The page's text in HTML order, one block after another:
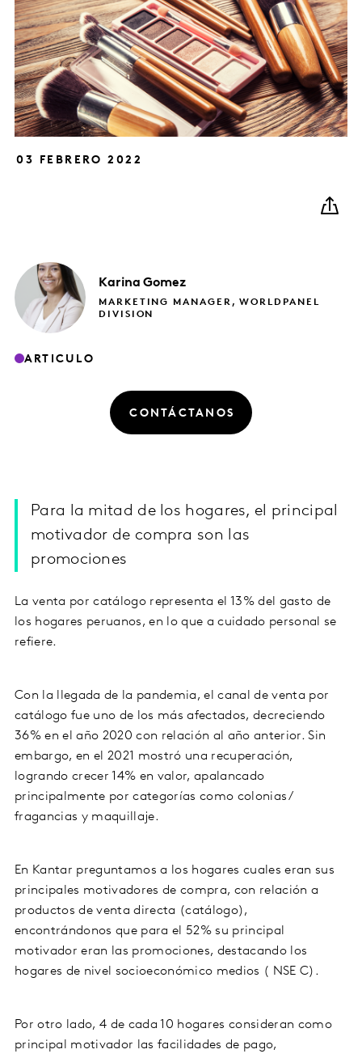
03 FEBRERO 2022
Karina Gomez
MARKETING MANAGER, WORLDPANEL
DIVISION
ARTICULO
CONTÁCTANOS
Para la mitad de los hogares, el principal
motivador de compra son las
promociones
La venta por catálogo representa el 13% del gasto de
los hogares peruanos, en lo que a cuidado personal se
refiere.
Con la llegada de la pandemia, el canal de venta por
catálogo fue uno de los más afectados, decreciendo
36% en el año 2020 con relación al año anterior. Sin
embargo, en el 2021 mostró una recuperación,
logrando crecer 14% en valor, apalancado
principalmente por categorías como colonias/
fragancias y maquillaje.
En Kantar preguntamos a los hogares cuales eran sus
principales motivadores de compra, con relación a
productos de venta directa (catálogo),
encontrándonos que para el 52% su principal
motivador eran las promociones, destacando los
hogares de nivel socioeconómico medios ( NSE C).
Por otro lado, 4 de cada 10 hogares consideran como
principal motivador las facilidades de pago,